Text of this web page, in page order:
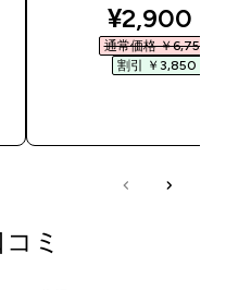
¥2,900‎
通常価格 ￥6,750‎
割引 ￥3,850‎
ミ